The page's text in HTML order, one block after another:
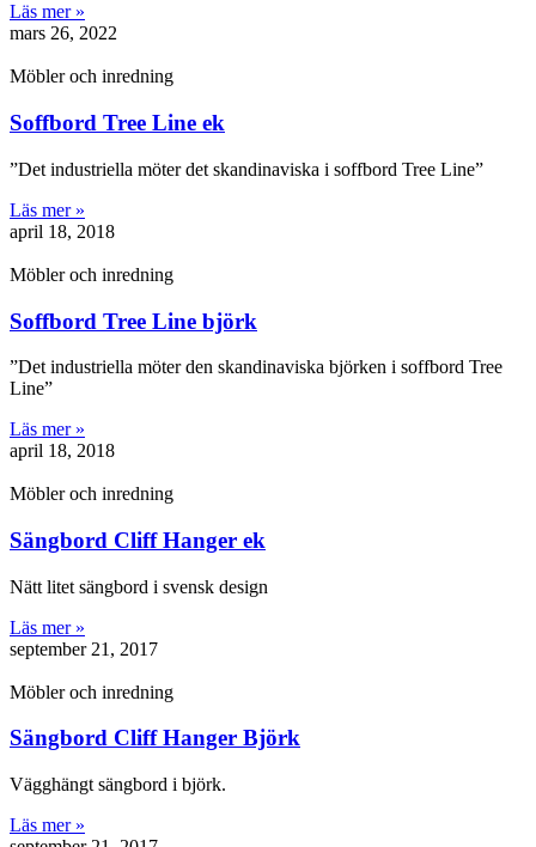
Läs mer »
mars 26, 2022
Möbler och inredning
Soffbord Tree Line ek
”Det industriella möter det skandinaviska i soffbord Tree Line”
Läs mer »
april 18, 2018
Möbler och inredning
Soffbord Tree Line björk
”Det industriella möter den skandinaviska björken i soffbord Tree
Line”
Läs mer »
april 18, 2018
Möbler och inredning
Sängbord Cliff Hanger ek
Nätt litet sängbord i svensk design
Läs mer »
september 21, 2017
Möbler och inredning
Sängbord Cliff Hanger Björk
Vägghängt sängbord i björk.
Läs mer »